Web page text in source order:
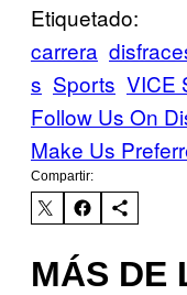
Etiquetado:
carrera
s Sports VICE
Follow Us On
Make Us
Compartir:
MÁS DE